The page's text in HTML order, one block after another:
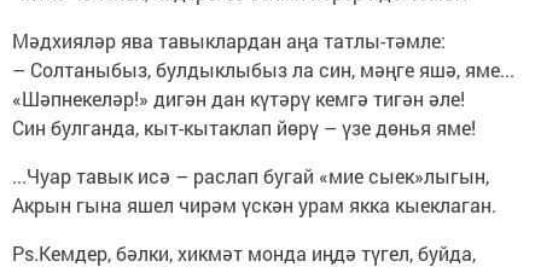
Мәдхияләр ява тавыклардан аңа татлы-тәмле:
– Солтаныбыз, булдыклыбыз ла син, мәңге яшә, яме...
«Шәпнекеләр!» дигән дан күтәрү кемгә тигән әле!
Син булганда, кыт-кытаклап йөрү – үзе дөнья яме!
...Чуар тавык исә – раслап бугай «мие сыек»лыгын,
Акрын гына яшел чирәм үскән урам якка кыеклаган.
Ps.Кемдер, бәлки, хикмәт монда иңдә түгел, буйда,